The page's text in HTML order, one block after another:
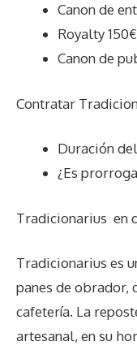
Canon de
Royalty 150€
Canon de
Contratar
Duración
¿Es
Tradicionarius en
Tradicionarius es
panes de obrador,
cafetería. La
artesanal, en su